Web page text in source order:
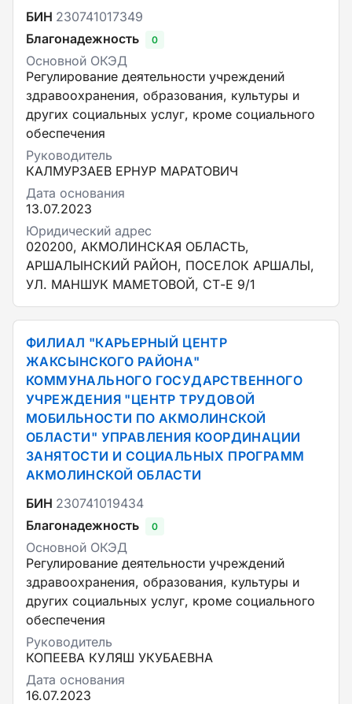
БИН 230741017349
Благонадежность
0
Основной ОКЭД
Регулирование деятельности учреждений
здравоохранения, образования, культуры и
других социальных услуг, кроме социального
обеспечения
Руководитель
КАЛМУРЗАЕВ ЕРНУР МАРАТОВИЧ
Дата основания
13.07.2023
Юридический адрес
020200, АКМОЛИНСКАЯ ОБЛАСТЬ,
АРШАЛЫНСКИЙ РАЙОН, ПОСЕЛОК АРШАЛЫ,
УЛ. МАНШУК МАМЕТОВОЙ, СТ-Е 9/1
ФИЛИАЛ "КАРЬЕРНЫЙ ЦЕНТР
ЖАКСЫНСКОГО РАЙОНА"
КОММУНАЛЬНОГО ГОСУДАРСТВЕННОГО
УЧРЕЖДЕНИЯ "ЦЕНТР ТРУДОВОЙ
МОБИЛЬНОСТИ ПО АКМОЛИНСКОЙ
ОБЛАСТИ" УПРАВЛЕНИЯ КООРДИНАЦИИ
ЗАНЯТОСТИ И СОЦИАЛЬНЫХ ПРОГРАММ
АКМОЛИНСКОЙ ОБЛАСТИ
БИН 230741019434
Благонадежность
0
Основной ОКЭД
Регулирование деятельности учреждений
здравоохранения, образования, культуры и
других социальных услуг, кроме социального
обеспечения
Руководитель
КОПЕЕВА КУЛЯШ УКУБАЕВНА
Дата основания
16.07.2023